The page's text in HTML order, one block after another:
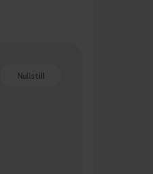
Nullstill